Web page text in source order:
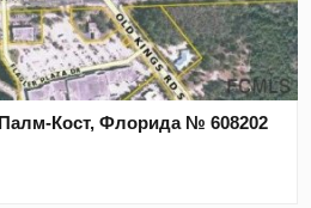
Кост, Флорида № 608202